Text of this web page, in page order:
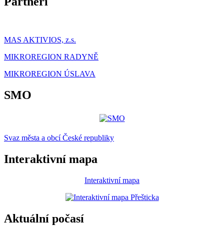
MAS AKTIVIOS, z.s.
MIKROREGION RADYNĚ
MIKROREGION ÚSLAVA
SMO
Svaz města a obcí České republiky
Interaktivní mapa
Interaktivní mapa
Aktuální počasí